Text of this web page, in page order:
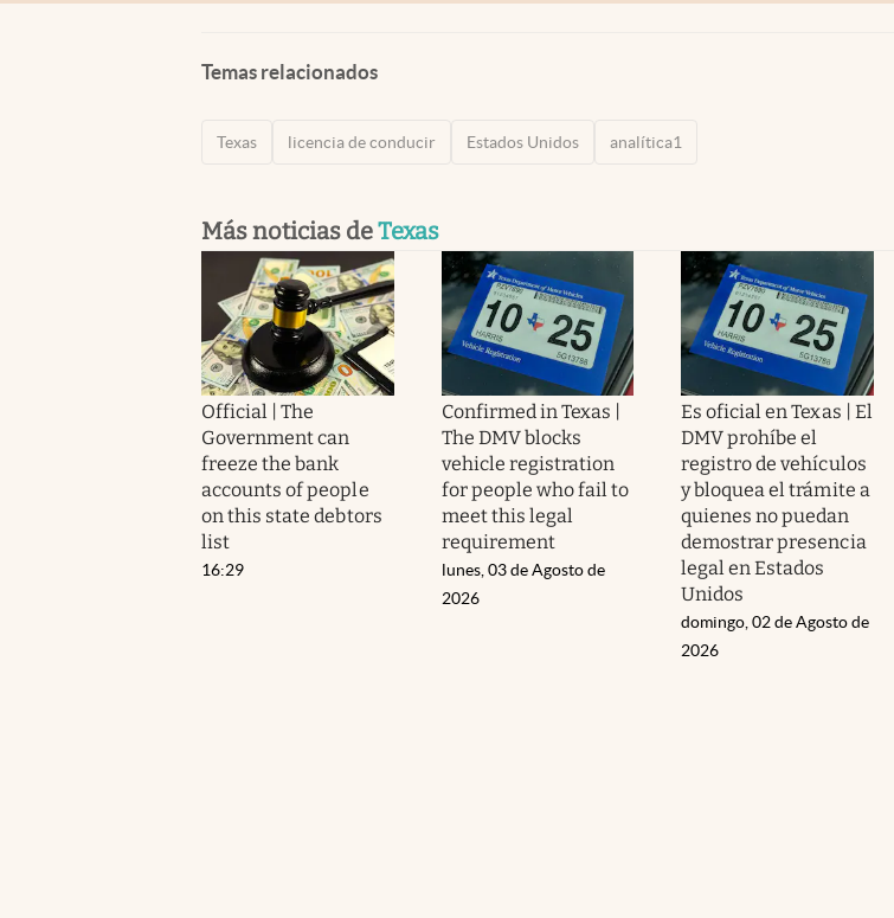
Temas relacionados
Texas licencia de conducir Estados Unidos analítica1
Más noticias deTexas
Official | The
Government can
freeze the bank
accounts of people
on this state debtors
list
16:29
Confirmed in Texas |
The DMV blocks
vehicle registration
for people who fail to
meet this legal
requirement
lunes, 03 de Agosto de
2026
Es oficial en Texas | El
DMV prohíbe el
registro de vehículos
y bloquea el trámite a
quienes no puedan
demostrar presencia
legal en Estados
Unidos
domingo, 02 de Agosto de
2026